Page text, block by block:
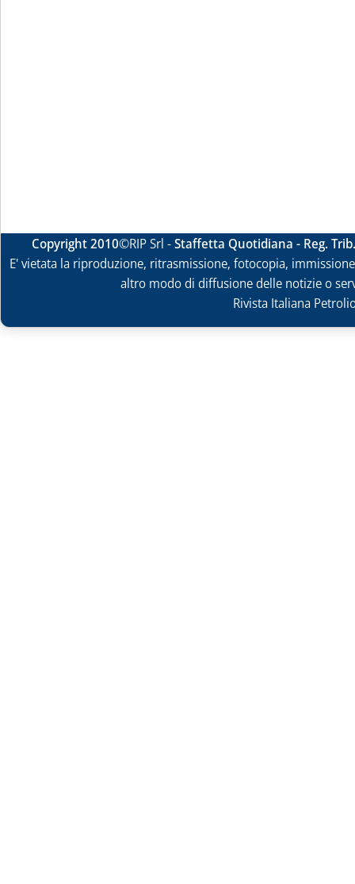
Copyright 2010©RIP Srl -Staffetta Quotidiana - Reg.
E' vietata la riproduzione, ritrasmissione, fotocopia,
altro modo di diffusione delle notizie o
Rivista Italiana